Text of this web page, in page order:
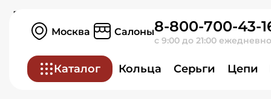
Москва Салоны8-800-700-43-
с 9:00 до 21:00
Каталог Кольца Серьги Цепи
Кольцо из красного